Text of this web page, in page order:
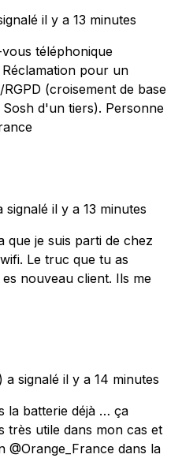
il y a 13 minutes
téléphonique
pour un
(croisement de base
d'un tiers). Personne
signalé il y a 13 minutes
que je suis parti de chez
Le truc que tu as
nouveau client. Ils me
a signalé il y a 14 minutes
la batterie déjà … ça
très utile dans mon cas et
dans la